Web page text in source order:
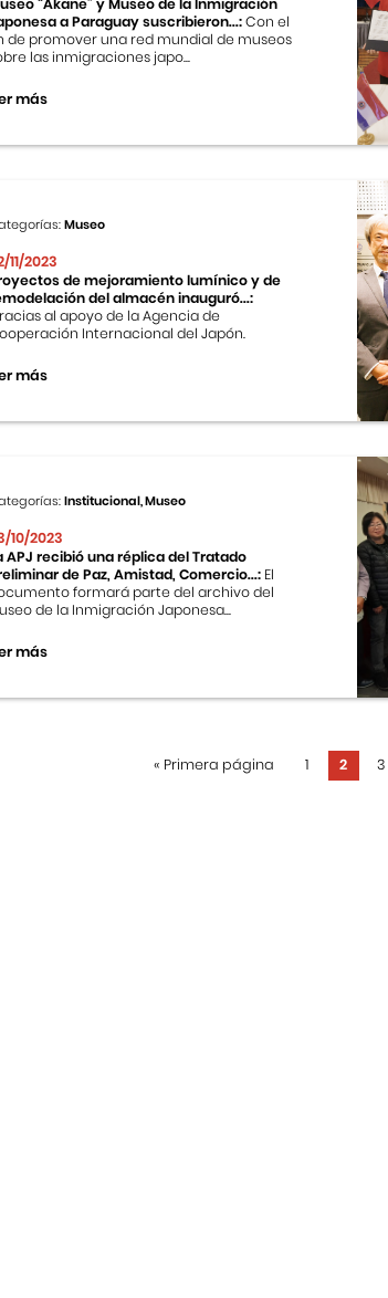
“Akane” y Museo de la Inmigración
a Paraguay suscribieron...:Con el
de promover una red mundial de museos
las inmigraciones japo...
más
Museo
11/2023
de mejoramiento lumínico y de
del almacén inauguró...:
al apoyo de la Agencia de
Internacional del Japón.
más
Institucional, Museo
10/2023
APJ recibió una réplica del Tratado
de Paz, Amistad, Comercio...: El
formará parte del archivo del
de la Inmigración Japonesa...
más
« Primera página 1 2 3